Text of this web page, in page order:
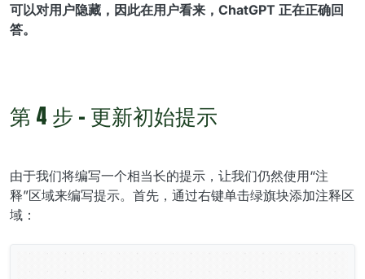
可以对用户隐藏，因此在用户看来，ChatGPT 正在正确回
答。
第 4 步 - 更新初始提示
由于我们将编写一个相当长的提示，让我们仍然使用“注
释”区域来编写提示。首先，通过右键单击绿旗块添加注释区
域：